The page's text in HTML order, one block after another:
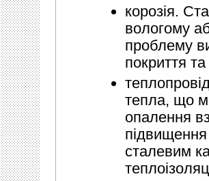
корозія.
вологому
проблему
покриття
тепла, що
опалення
підвищення
сталевим